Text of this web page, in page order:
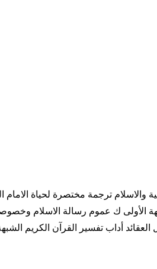
والاسلام ترجمة مختصرة لحياة
الأولى ك عموم رسالة الاسلام
العقائد أداب تفسير القرآن الكريم